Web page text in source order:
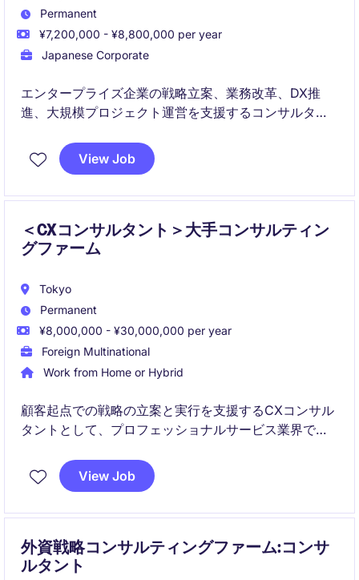
Permanent
¥7,200,000 - ¥8,800,000 per year
Japanese Corporate
エンタープライズ企業の戦略立案、業務改革、DX推
進、大規模プロジェクト運営を支援するコンサルタン
ら実行支援までクライアントの変革をリードしていた
だきます
View Job
＜CXコンサルタント＞大手コンサルティン
グファーム
Tokyo
Permanent
¥8,000,000 - ¥30,000,000 per year
Foreign Multinational
Work from Home or Hybrid
顧客起点での戦略の立案と実行を支援するCXコンサル
タントとして、プロフェッショナルサービス業界で活
の課題解決をリードします。
View Job
外資戦略コンサルティングファーム:コンサ
ルタント